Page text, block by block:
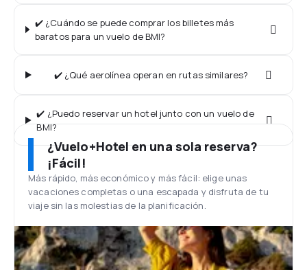
✔️ ¿Cuándo se puede comprar los billetes más
baratos para un vuelo de BMI?
✔️ ¿Qué aerolínea operan en rutas similares?
✔️ ¿Puedo reservar un hotel junto con un vuelo de
BMI?
¿Vuelo+Hotel en una sola reserva?
¡Fácil!
Más rápido, más económico y más fácil: elige unas
vacaciones completas o una escapada y disfruta de tu
viaje sin las molestias de la planificación.